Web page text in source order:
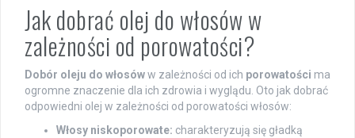
Jak dobrać olej do włosów w
zależności od porowatości?
Dobór oleju do włosóww zależności od ich porowatości ma
ogromne znaczenie dla ich zdrowia i wyglądu. Oto jak dobrać
odpowiedni olej w zależności od porowatości włosów:
Włosy niskoporowate: charakteryzują się gładką